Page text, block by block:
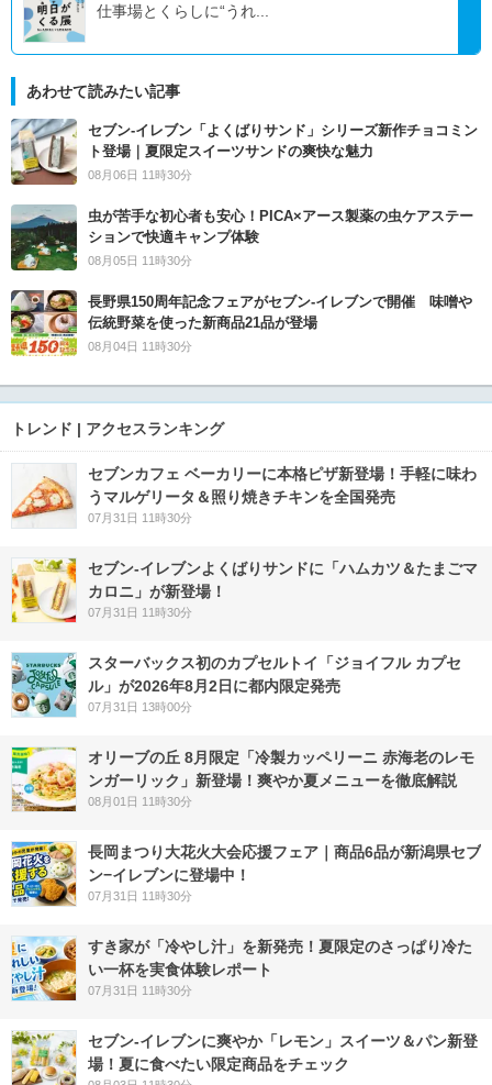
仕事場とくらしに“うれ...
あわせて読みたい記事
セブン‐イレブン「よくばりサンド」シリーズ新作チョコミン
ト登場｜夏限定スイーツサンドの爽快な魅力
08月06日 11時30分
虫が苦手な初心者も安心！PICA×アース製薬の虫ケアステー
ションで快適キャンプ体験
08月05日 11時30分
長野県150周年記念フェアがセブン-イレブンで開催 味噌や
伝統野菜を使った新商品21品が登場
08月04日 11時30分
トレンド | アクセスランキング
セブンカフェ ベーカリーに本格ピザ新登場！手軽に味わ
うマルゲリータ＆照り焼きチキンを全国発売
07月31日 11時30分
セブン‐イレブンよくばりサンドに「ハムカツ＆たまごマ
カロニ」が新登場！
07月31日 11時30分
スターバックス初のカプセルトイ「ジョイフル カプセ
ル」が2026年8月2日に都内限定発売
07月31日 13時00分
オリーブの丘 8月限定「冷製カッペリーニ 赤海老のレモ
ンガーリック」新登場！爽やか夏メニューを徹底解説
08月01日 11時30分
長岡まつり大花火大会応援フェア｜商品6品が新潟県セブ
ン−イレブンに登場中！
07月31日 11時30分
すき家が「冷やし汁」を新発売！夏限定のさっぱり冷た
い一杯を実食体験レポート
07月31日 11時30分
セブン‐イレブンに爽やか「レモン」スイーツ＆パン新登
場！夏に食べたい限定商品をチェック